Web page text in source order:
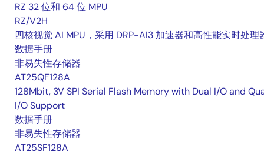
RZ 32 位和 64 位 MPU
RZ/V2H
四核视觉 AI MPU，采用 DRP-AI3 加速器和高性能实时处理
数据手册
非易失性存储器
AT25QF128A
128Mbit, 3V SPI Serial Flash Memory with Dual I/O and
I/O Support
数据手册
非易失性存储器
AT25SF128A